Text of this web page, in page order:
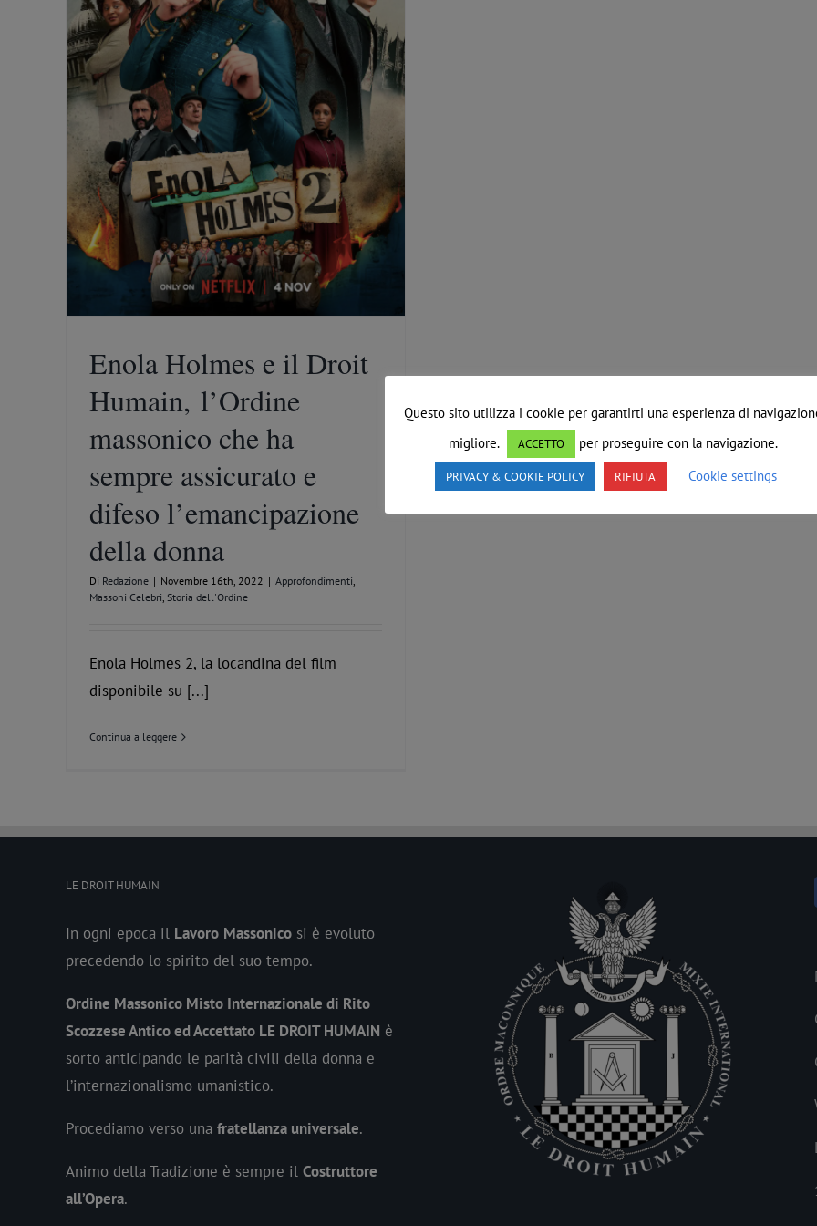
Enola Holmes e il Droit
Humain, l’Ordine
massonico che ha
sempre assicurato e
difeso l’emancipazione
della donna
Di Redazione | Novembre 16th, 2022 | Approfondimenti,
Massoni Celebri, Storia dell'Ordine
Enola Holmes 2, la locandina del film
disponibile su [...]
Continua a leggere
LE DROIT HUMAIN
In ogni epoca il Lavoro Massonico si è evoluto
precedendo lo spirito del suo tempo.
Ordine Massonico Misto Internazionale di Rito
Scozzese Antico ed Accettato LE DROIT HUMAIN è
sorto anticipando le parità civili della donna e
l’internazionalismo umanistico.
Procediamo verso una fratellanza universale.
Animo della Tradizione è sempre il Costruttore
all’Opera.
Questo sito utilizza i cookie per garantirti una esperienza di
migliore.
ACCETTO per proseguire con la navigazione.
PRIVACY & COOKIE POLICY RIFIUTA Cookie settings